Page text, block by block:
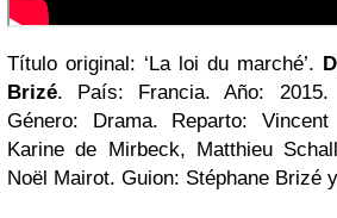
Título original: ‘La loi du marché’.
Brizé. País: Francia. Año:
Género: Drama. Reparto:
Karine de Mirbeck, Matthieu
Noël Mairot. Guion: Stéphane Brizé